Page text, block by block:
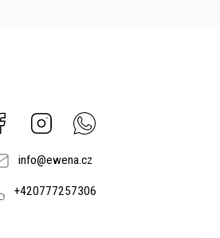
Facebook Instagram
info@ewena.cz
+420777257306